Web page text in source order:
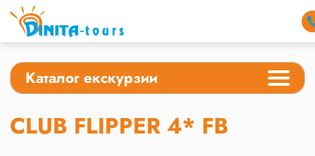
Каталог екскурзии
CLUB FLIPPER 4* FB